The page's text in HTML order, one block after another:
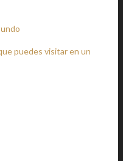
puedes visitar en un